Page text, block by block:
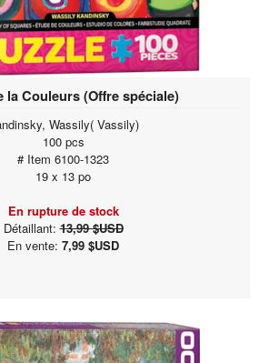
la Couleurs (Offre spéciale)
Wassily( Vassily)
100 pcs
# Item 6100-1323
19 x 13 po
En rupture de stock
Détaillant:13,99 $USD
En vente: 7,99 $USD